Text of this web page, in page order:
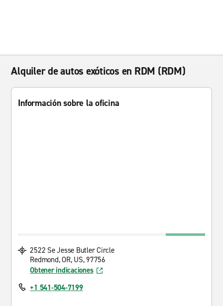
Alquiler de autos exóticos en RDM (RDM)
Información sobre la oficina
2522 Se Jesse Butler Circle
Redmond, OR, US, 97756
Obtener indicaciones
+1 541-504-7199